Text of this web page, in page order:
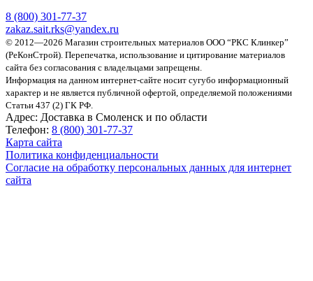
8 (800) 301-77-37
zakaz.sait.rks@yandex.ru
© 2012—2026 Магазин строительных материалов ООО “РКС Клинкер”
(РеКонСтрой). Перепечатка, использование и цитирование материалов
сайта без согласования с владельцами запрещены.
Информация на данном интернет-сайте носит сугубо информационный
характер и не является публичной офертой, определяемой положениями
Статьи 437 (2) ГК РФ.
Адрес: Доставка в Смоленск и по области
Телефон: 8 (800) 301-77-37
Карта сайта
Политика конфиденциальности
Согласие на обработку персональных данных для интернет
сайта